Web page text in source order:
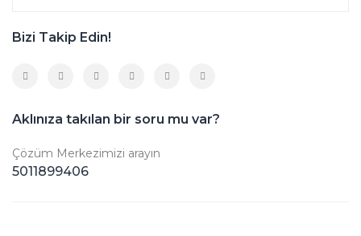
Bizi Takip Edin!
Aklınıza takılan bir soru mu var?
Çözüm Merkezimizi arayın
5011899406